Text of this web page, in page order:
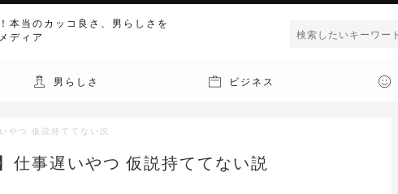
本当のカッコ良さ、男らしさを
ディア
男らしさ ビジネス
やつ 仮説持ててない説
仕事遅いやつ 仮説持ててない説